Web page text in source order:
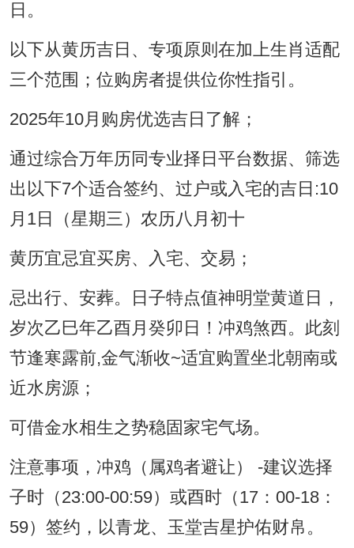
日。
以下从黄历吉日、专项原则在加上生肖适配
三个范围；位购房者提供位你性指引。
2025年10月购房优选吉日了解；
通过综合万年历同专业择日平台数据、筛选
出以下7个适合签约、过户或入宅的吉日:10
月1日（星期三）农历八月初十
黄历宜忌宜买房、入宅、交易；
忌出行、安葬。日子特点值神明堂黄道日，
岁次乙巳年乙酉月癸卯日！冲鸡煞西。此刻
节逢寒露前,金气渐收~适宜购置坐北朝南或
近水房源；
可借金水相生之势稳固家宅气场。
注意事项，冲鸡（属鸡者避让） -建议选择
子时（23:00-00:59）或酉时（17：00-18：
59）签约，以青龙、玉堂吉星护佑财帛。